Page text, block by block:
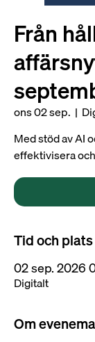
Från
ons 02 sep.
  |
Med stöd av AI
effektivisera
Tid och plats
02 sep. 2026
Digitalt
Om